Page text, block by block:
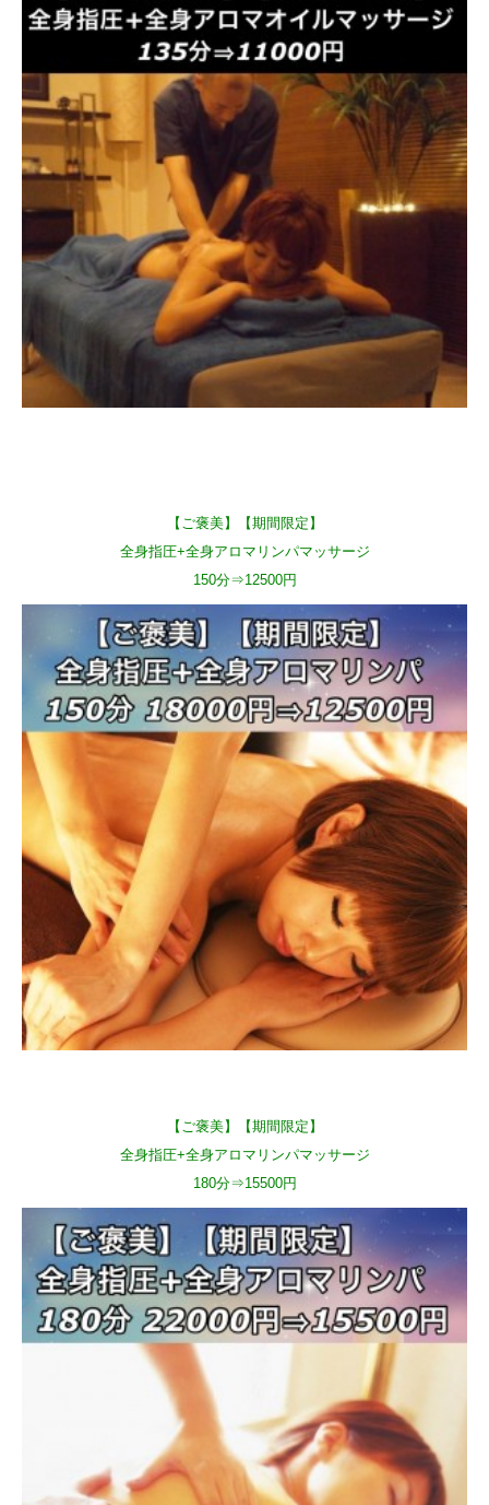
【ご褒美】【期間限定】
全身指圧+全身アロマリンパマッサージ
150分⇒12500円
【ご褒美】【期間限定】
全身指圧+全身アロマリンパマッサージ
180分⇒15500円